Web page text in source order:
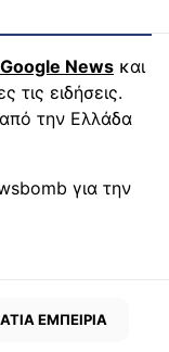
Google News και
τις ειδήσεις.
από την Ελλάδα
για την
ΕΜΠΕΙΡΙΑ